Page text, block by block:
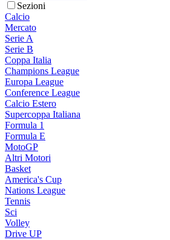
Sezioni
Calcio
Mercato
Serie A
Serie B
Coppa Italia
Champions League
Europa League
Conference League
Calcio Estero
Supercoppa Italiana
Formula 1
Formula E
MotoGP
Altri Motori
Basket
America's Cup
Nations League
Tennis
Sci
Volley
Drive UP